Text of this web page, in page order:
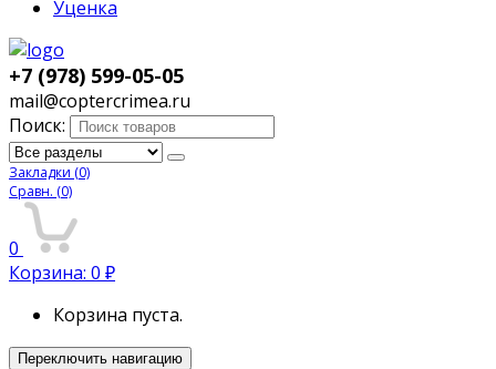
Уценка
+7 (978) 599-05-05
mail@coptercrimea.ru
Поиск:
Закладки (0)
Сравн. (0)
0
Корзина: 0 ₽
Корзина пуста.
Переключить навигацию